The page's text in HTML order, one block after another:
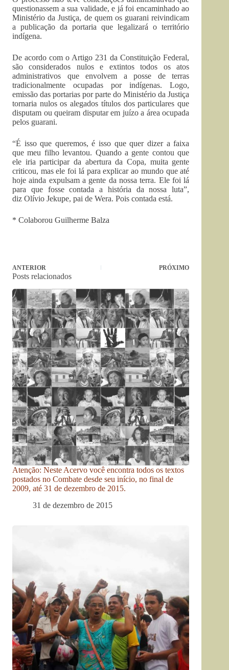
questionassem a sua validade, e já foi encaminhado ao
Ministério da Justiça, de quem os guarani reivindicam
a publicação da portaria que legalizará o território
indígena.
De acordo com o Artigo 231 da Constituição Federal,
são considerados nulos e extintos todos os atos
administrativos que envolvem a posse de terras
tradicionalmente ocupadas por indígenas. Logo,
emissão das portarias por parte do Ministério da Justiça
tornaria nulos os alegados títulos dos particulares que
disputam ou queiram disputar em juízo a área ocupada
pelos guarani.
“É isso que queremos, é isso que quer dizer a faixa
que meu filho levantou. Quando a gente contou que
ele iria participar da abertura da Copa, muita gente
criticou, mas ele foi lá para explicar ao mundo que até
hoje ainda expulsam a gente da nossa terra. Ele foi lá
para que fosse contada a história da nossa luta”,
diz Olívio Jekupe, pai de Wera. Pois contada está.
* Colaborou Guilherme Balza
ANTERIOR PRÓXIMO
Posts relacionados
Atenção: Neste Acervo você encontra todos os textos
postados no Combate desde seu início, no final de
2009, até 31 de dezembro de 2015.
31 de dezembro de 2015